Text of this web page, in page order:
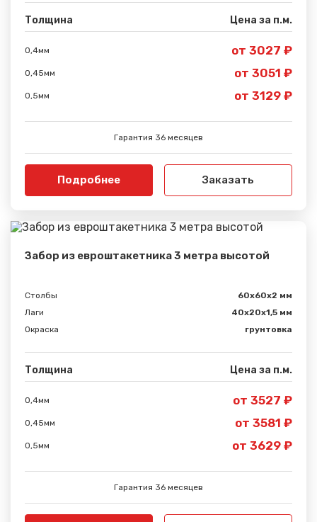
Толщина Цена за п.м.
0,4мм от 3027 ₽
0,45мм от 3051 ₽
0,5мм от 3129 ₽
Гарантия 36 месяцев
Подробнее Заказать
Забор из евроштакетника 3 метра высотой
Столбы
60х60х2 мм
Лаги
40х20х1,5 мм
Окраска
грунтовка
Толщина Цена за п.м.
0,4мм от 3527 ₽
0,45мм от 3581 ₽
0,5мм от 3629 ₽
Гарантия 36 месяцев